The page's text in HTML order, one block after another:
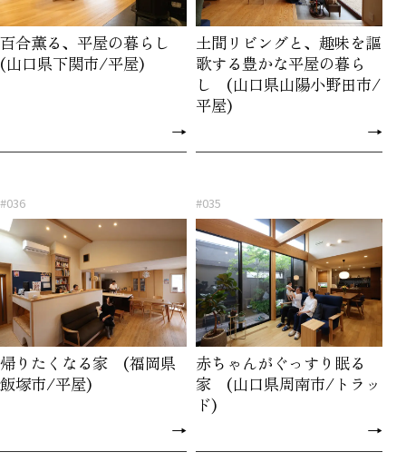
百合薫る、平屋の暮らし
(山口県下関市/平屋)
→
土間リビングと、趣味を謳
歌する豊かな平屋の暮ら
し (山口県山陽小野田市/
平屋)
→
#036
帰りたくなる家 (福岡県
飯塚市/平屋)
→
#035
赤ちゃんがぐっすり眠る
家 (山口県周南市/トラッ
ド)
→